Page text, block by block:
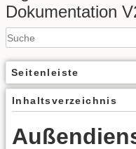
Dokumentation
Seitenleiste
Inhaltsverzeichnis